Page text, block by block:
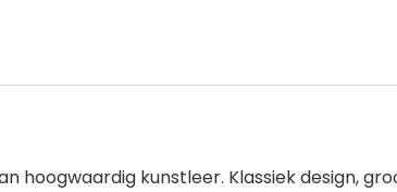
hoogwaardig kunstleer. Klassiek design,